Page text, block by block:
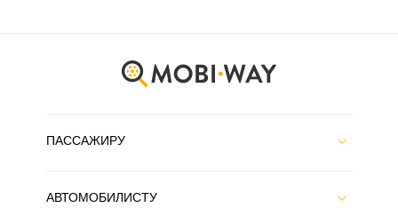
ПАССАЖИРУ
АВТОМОБИЛИСТУ